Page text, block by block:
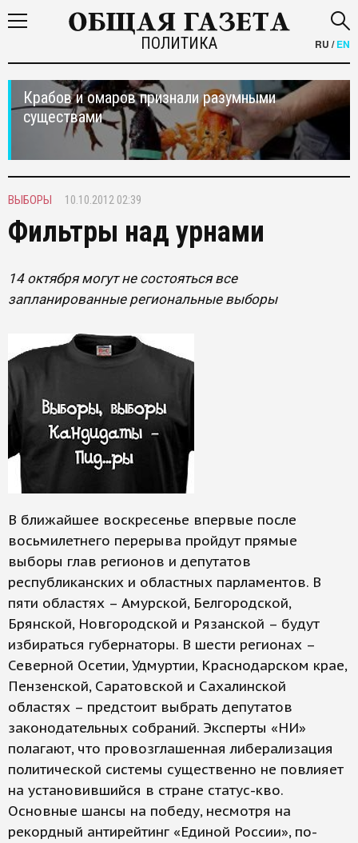
ПОЛИТИКА RU /EN
Крабов и омаров признали разумными
существами
ВЫБОРЫ 10.10.2012 02:39
Фильтры над урнами
14 октября могут не состояться все
запланированные региональные выборы
В ближайшее воскресенье впервые после
восьмилетнего перерыва пройдут прямые
выборы глав регионов и депутатов
республиканских и областных парламентов. В
пяти областях – Амурской, Белгородской,
Брянской, Новгородской и Рязанской – будут
избираться губернаторы. В шести регионах –
Северной Осетии, Удмуртии, Краснодарском крае,
Пензенской, Саратовской и Сахалинской
областях – предстоит выбрать депутатов
законодательных собраний. Эксперты «НИ»
полагают, что провозглашенная либерализация
политической системы существенно не повлияет
на установившийся в стране статус-кво.
Основные шансы на победу, несмотря на
рекордный антирейтинг «Единой России», по-